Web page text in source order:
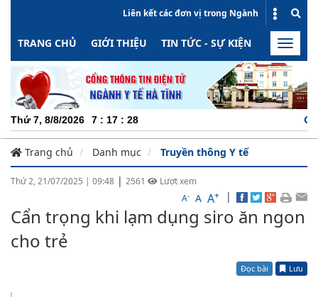
Liên kết các đơn vị trong Ngành
TRANG CHỦ GIỚI THIỆU TIN TỨC - SỰ KIỆN HOẠT
Toggle
Thứ 7, 8/8/2026 7 : 17 : 29
Trang chủ Danh mục Truyền thông Y tế
Thứ 2, 21/07/2025 | 09:48 | 2561
Lượt xem
A- A A+ |
Cẩn trọng khi lạm dụng siro ăn ngon
cho trẻ
Đọc bài Lưu